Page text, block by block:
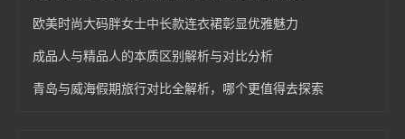
欧美时尚大码胖女士中长款连衣裙彰显优雅魅力
成品人与精品人的本质区别解析与对比分析
青岛与威海假期旅行对比全解析，哪个更值得去探索